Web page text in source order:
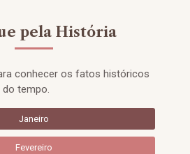
pela História
conhecer os fatos históricos
tempo.
Janeiro
Fevereiro